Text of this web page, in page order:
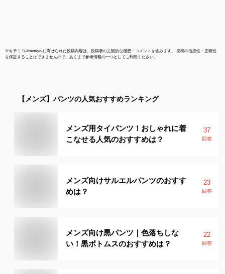
※キテミヨ-kitemiyo-に寄せられた投稿内容は、投稿者の主観的な感想・コメントを含みます。 投稿の信憑性・正確性
を保証することはできませんので、あくまで参考情報の一つとしてご利用ください。
【メンズ】 パンツの人気おすすめランキング
メンズ用タイパンツ！おしゃれに着
こなせる人気のおすすめは？
37
回答
メンズ向けサルエルパンツのおすす
めは？
23
回答
メンズ向け黒パンツ｜色落ちしな
い！黒ボトムスのおすすめは？
22
回答